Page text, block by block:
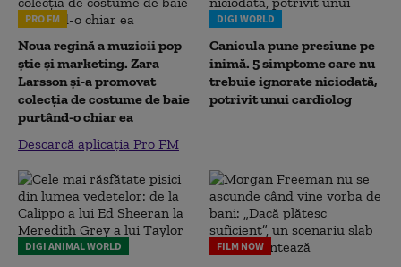
PRO FM
Noua regină a muzicii pop
știe și marketing. Zara
Larsson și-a promovat
colecția de costume de baie
purtând-o chiar ea
Descarcă aplicația Pro FM
DIGI WORLD
Canicula pune presiune pe
inimă. 5 simptome care nu
trebuie ignorate niciodată,
potrivit unui cardiolog
DIGI ANIMAL WORLD FILM NOW